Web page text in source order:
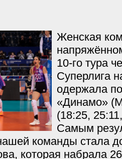
Женская
10-го тура
Суперлига
одержала
«Динамо»
(18:25,
Самым
команды стала
которая набрала